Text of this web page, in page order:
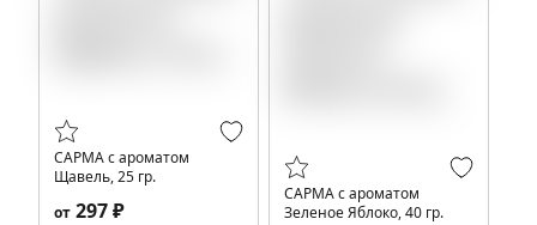
САРМА с ароматом
Щавель, 25 гр.
от 297 ₽
САРМА с ароматом
Зеленое Яблоко, 40 гр.